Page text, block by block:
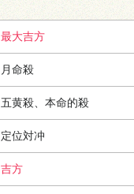
最大吉方
月命殺
五黄殺、本命的殺
定位対冲
吉方